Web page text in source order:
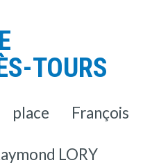
TOURS
place François
LORY